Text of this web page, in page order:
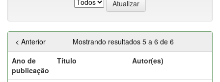
Mostrando resultados 5 a 6 de 6
< Anterior
Ano de
publicação
Título Autor(es)